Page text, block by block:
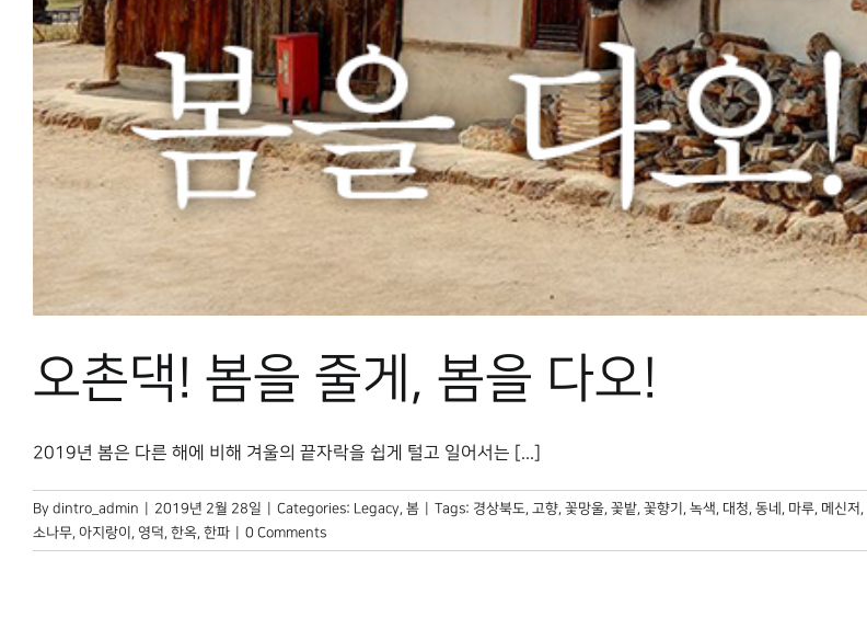
오촌댁! 봄을 줄게, 봄을 다오!
2019년 봄은 다른 해에 비해 겨울의 끝자락을 쉽게 털고 일어서는 [...]
By dintro_admin 2019년 2월 28일 Categories: Legacy, 봄 Tags: 경상북도, 고향, 꽃망울, 꽃밭, 꽃향기 , 녹색, 대청, 동네 , 마루, 메신저 ,
소나무, 아지랑이 , 영덕, 한옥, 한파 0 Comments